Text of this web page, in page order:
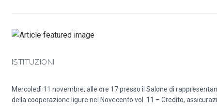
ISTITUZIONI
Mercoledì 11 novembre, alle ore 17 presso il Salone di
della cooperazione ligure nel Novecento vol. 11 – Credito,